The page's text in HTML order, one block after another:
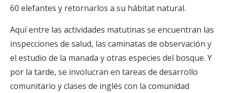
60 elefantes y retornarlos a su hábitat natural.
Aquí entre las actividades matutinas se encuentran las
inspecciones de salud, las caminatas de observación y
el estudio de la manada y otras especies del bosque. Y
por la tarde, se involucran en tareas de desarrollo
comunitario y clases de inglés con la comunidad